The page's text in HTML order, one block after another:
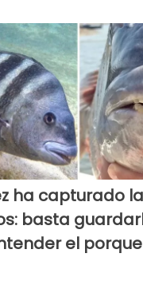
ha capturado
basta
el porque